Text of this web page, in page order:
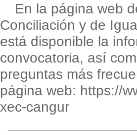
En la página web
Conciliación y de
está disponible la
convocatoria, así
preguntas más
página web: https://
xec-cangur